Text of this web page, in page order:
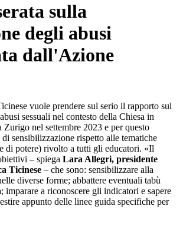
sulla
degli abusi
dall'Azione
vuole prendere sul serio il rapporto sul
sessuali nel contesto della Chiesa in
Zurigo nel settembre 2023 e per questo
sensibilizzazione rispetto alle tematiche
e di potere) rivolto a tutti gli educatori. «Il
– spiega Lara Allegri, presidente
Ticinese – che sono: sensibilizzare alla
diverse forme; abbattere eventuali tabù
imparare a riconoscere gli indicatori e sapere
appunto delle linee guida specifiche per